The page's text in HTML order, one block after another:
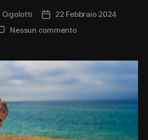
Cigolotti
Data
dell'articolo
22 Febbraio 2024
Nessun commentosu
carbon
footprint